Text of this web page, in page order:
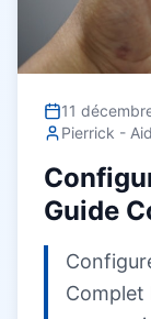
11
Pierrick -
Guide
Complet